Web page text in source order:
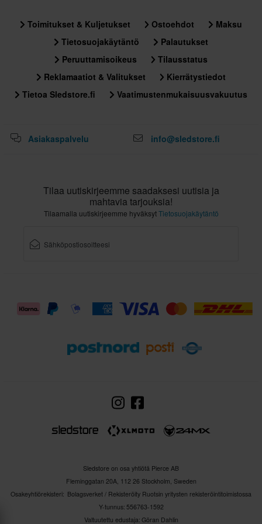
Toimitukset & Kuljetukset Ostoehdot
Maksu
Tietosuojakäytäntö
Palautukset
Peruuttamisoikeus
Tilausstatus
Reklamaatiot & Valitukset
Kierrätystiedot
Tietoa Sledstore.fi
Vaatimustenmukaisuusvakuutus
Asiakaspalvelu info@sledstore.fi
Tilaa uutiskirjeemme saadaksesi uutisia ja
mahtavia tarjouksia!
Tilaamalla uutiskirjeemme hyväksytTietosuojakäytäntö
Sledstore on osa yhtiötä Pierce AB
Fleminggatan 20A, 112 26 Stockholm, Sweden
Osakeyhtiörekisteri: Bolagsverket / Rekisteröity Ruotsin yritysten rekisteröintitoimistossa
Y-tunnus: 556763-1592
Valtuutettu edustaja: Göran Dahlin